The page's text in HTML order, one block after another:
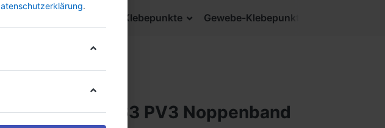
Doppelseitige Klebepunkte Gewebe-Klebepunkte
tesa® 4863 PV3 Noppenband
.